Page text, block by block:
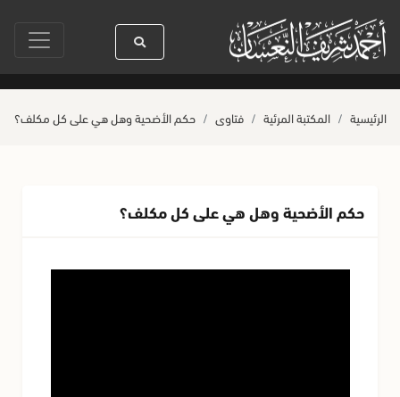
سيدنا رسول الله ﷺ كله رحمة صلاة آخر أربعاء من صفر حياة
الرئيسية المكتبة المرئية فتاوى حكم الأضحية وهل هي على كل مكلف؟
حكم الأضحية وهل هي على كل مكلف؟